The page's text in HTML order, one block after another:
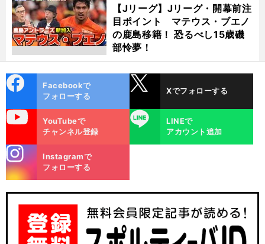
【Jリーグ】Jリーグ・開幕前注
目ポイント マテウス・ブエノ
の鹿島移籍！ 恐るべし15歳磯
部怜夢！
動画
ok
Facebookで
フォローする
Xでフォローする
YouTubeで
チャンネル登録
LINE
LINEで
アカウント追加
m
Instagramで
フォローする